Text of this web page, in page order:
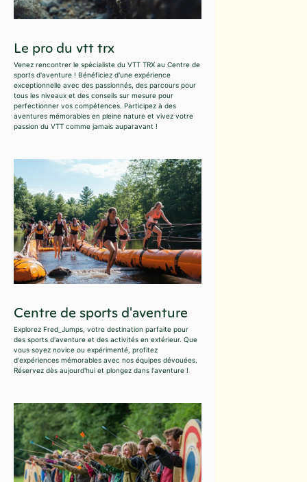
Le pro du vtt trx
Venez rencontrer le spécialiste du VTT TRX au Centre de
sports d'aventure ! Bénéficiez d'une expérience
exceptionnelle avec des passionnés, des parcours pour
tous les niveaux et des conseils sur mesure pour
perfectionner vos compétences. Participez à des
aventures mémorables en pleine nature et vivez votre
passion du VTT comme jamais auparavant !
Centre de sports d'aventure
Explorez Fred_Jumps, votre destination parfaite pour
des sports d'aventure et des activités en extérieur. Que
vous soyez novice ou expérimenté, profitez
d'expériences mémorables avec nos équipes dévouées.
Réservez dès aujourd'hui et plongez dans l'aventure !